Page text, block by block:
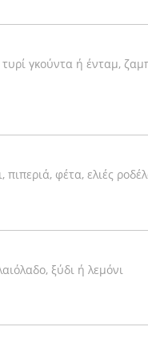
γκούντα ή ένταμ,
φέτα, ελιές
ξύδι ή λεμόνι